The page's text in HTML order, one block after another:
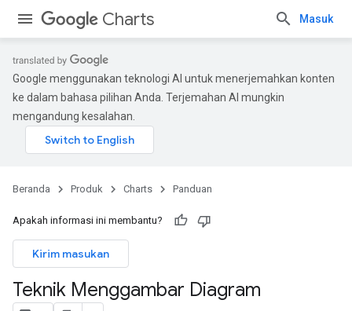
Charts Masuk
Google menggunakan teknologi AI untuk menerjemahkan konten
ke dalam bahasa pilihan Anda. Terjemahan AI mungkin
mengandung kesalahan.
Beranda Produk Charts Panduan
Apakah informasi ini membantu?
Kirim masukan
Teknik Menggambar Diagram